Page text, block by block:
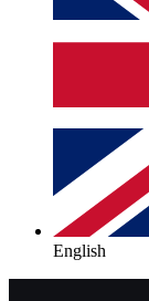
English